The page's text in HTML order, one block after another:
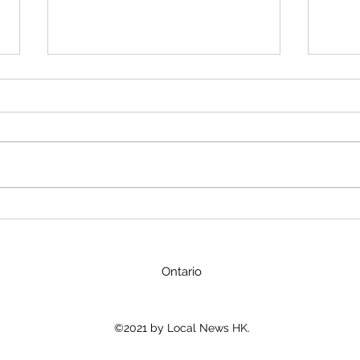
金價波動的理由
了解金價的浮動及近期升勢，關鍵
的結果。 下面這個表格梳理了近
勇
##
比赛
Ontario
©2021 by Local News HK.